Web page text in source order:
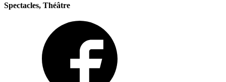
Spectacles, Théâtre